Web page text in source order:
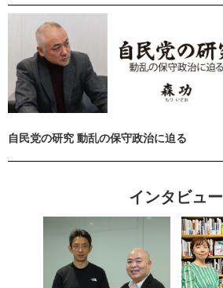
自民党の研究 動乱の保守政治に迫る
インタビュー